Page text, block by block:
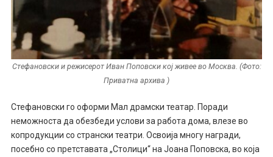
Стефановски и режисерот Иван Поповски кој живее во Москва. (Фото:
Приватна архива )
Стефановски го оформи Мал драмски театар. Поради
неможноста да обезбеди услови за работа дома, влезе во
копродукции со странски театри. Освоија многу награди,
посебно со претставата „Столици“ на Јоана Поповска, во која